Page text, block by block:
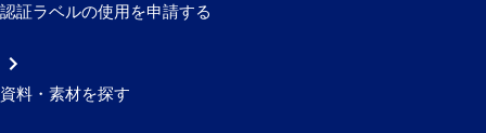
認証ラベルの使用を申請する
資料・素材を探す